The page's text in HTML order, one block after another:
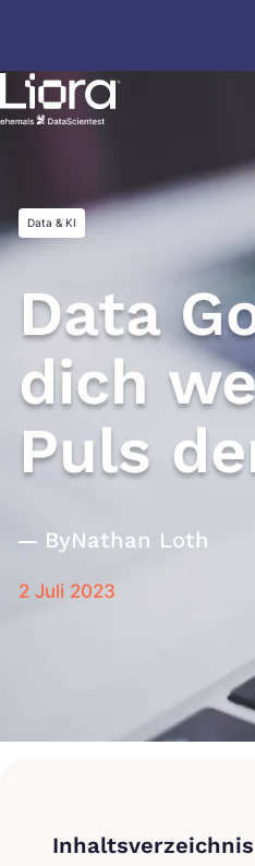
springen
Data & KI
Data
dich
Puls
ByNathan Loth
2 Juli 2023